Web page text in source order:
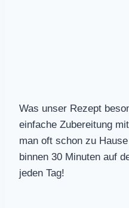
Was unser Rezept
einfache Zubereitung
man oft schon zu
binnen 30 Minuten auf
jeden Tag!